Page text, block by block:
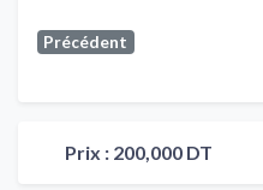
Précédent
Prix : 200,000 DT